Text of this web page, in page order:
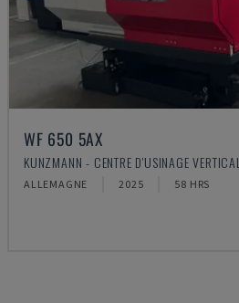
WF 650 5AX
KUNZMANN - CENTRE D'USINAGE VERTICAL
ALLEMAGNE 2025 58 HRS